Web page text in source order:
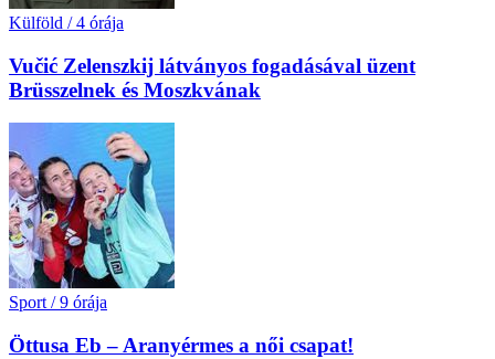
Külföld / 4 órája
Vučić Zelenszkij látványos fogadásával üzent
Brüsszelnek és Moszkvának
Sport / 9 órája
Öttusa Eb – Aranyérmes a női csapat!